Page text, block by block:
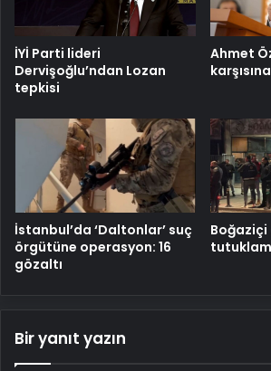
İYİ Parti lideri
Dervişoğlu’ndan Lozan
tepkisi
Ahmet
İstanbul’da ‘Daltonlar’ suç
örgütüne operasyon: 16
gözaltı
Bir yanıt yazın